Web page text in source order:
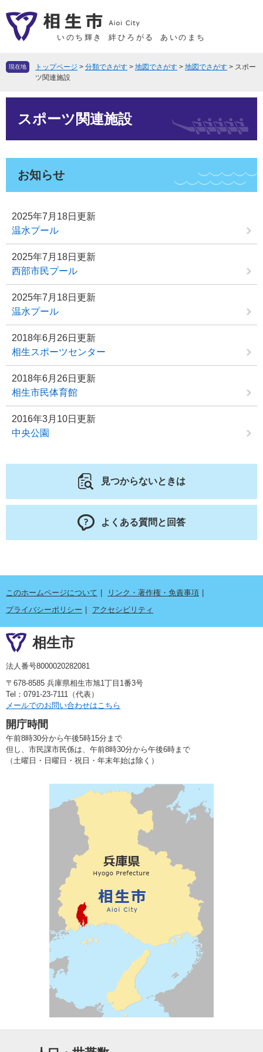
ー
先
ニ
を
いのち輝き 絆ひろがる あいのまち
現在地 トップページ > 分類でさがす > 地図でさがす > 地図でさがす > スポー
ツ関連施設
スポーツ関連施設
お知らせ
2025年7月18日更新
温水プール
2025年7月18日更新
西部市民プール
2025年7月18日更新
温水プール
2018年6月26日更新
相生スポーツセンター
2018年6月26日更新
相生市民体育館
2016年3月10日更新
中央公園
見つからないときは
よくある質問と回答
このホームページについて
リンク・著作権・免責事項
プライバシーポリシー
アクセシビリティ
相生市
法人番号8000020282081
〒678-8585 兵庫県相生市旭1丁目1番3号
Tel：0791-23-7111（代表）
メールでのお問い合わせはこちら
開庁時間
午前8時30分から午後5時15分まで
但し、市民課市民係は、午前8時30分から午後6時まで
（土曜日・日曜日・祝日・年末年始は除く）